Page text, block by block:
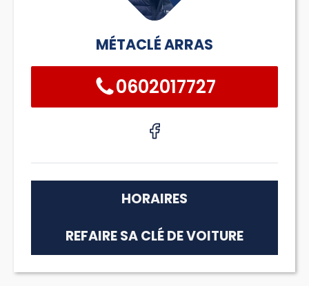
MÉTACLÉ ARRAS
0602017727
HORAIRES
REFAIRE SA CLÉ DE VOITURE